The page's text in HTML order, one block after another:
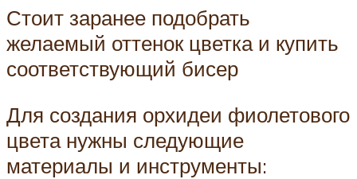
Стоит заранее подобрать
желаемый оттенок цветка и купить
соответствующий бисер
Для создания орхидеи фиолетового
цвета нужны следующие
материалы и инструменты: